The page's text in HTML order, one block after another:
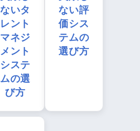
ないタ
レント
マネジ
メント
システ
ムの選
び方
ない評
価シス
テムの
選び方